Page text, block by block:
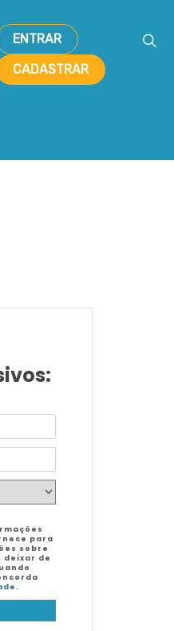
ENTRAR
CADASTRAR
para
sobre
deixar de
.